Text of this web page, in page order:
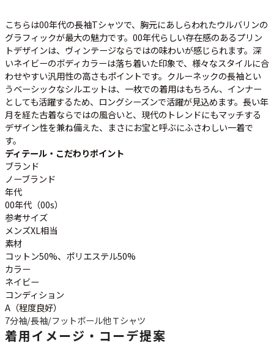
お客様の声
レビュー1万件突破
お気に入りリスト
会員登録
メルマガ登録
会社概要
店舗一覧
古着卸売
特定商取引法に基づく表示
プライバシーポリシー
お問い合わせ
こちらは00年代の長袖Tシャツで、胸元にあしらわれたウルバリンの
グラフィックが最大の魅力です。00年代らしい存在感のあるプリン
トデザインは、ヴィンテージならではの味わいが感じられます。深
いネイビーのボディカラーは落ち着いた印象で、様々なスタイルに合
わせやすい汎用性の高さもポイントです。クルーネックの長袖とい
うベーシックなシルエットは、一枚での着用はもちろん、インナー
としても活躍するため、ロングシーズンで活躍が見込めます。長い年
月を経た古着ならではの風合いと、現代のトレンドにもマッチする
デザイン性を兼ね備えた、まさにお宝と呼ぶにふさわしい一着で
す。
ディテール・こだわりポイント
ブランド
ノーブランド
年代
00年代（00s）
参考サイズ
メンズXL相当
素材
コットン50%、ポリエステル50%
カラー
ネイビー
コンディション
A（程度良好）
7分袖/長袖/フットボール他Ｔシャツ
着用イメージ・コーデ提案